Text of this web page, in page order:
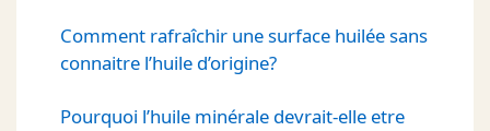
Comment rafraîchir une surface huilée sans
connaitre l’huile d’origine?
Pourquoi l’huile minérale devrait-elle etre